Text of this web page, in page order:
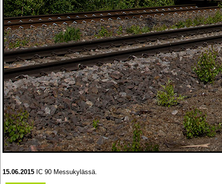
15.06.2015 IC 90 Messukylässä.